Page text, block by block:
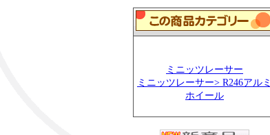
ミニッツレーサー
ミニッツレーサー> R246アルミ
ホイール